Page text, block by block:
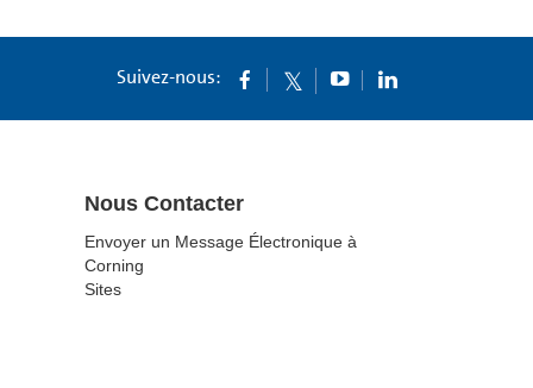
Suivez-nous:
Nous Contacter
Envoyer un Message Électronique à
Corning
Sites